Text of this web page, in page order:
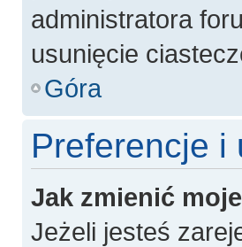
administratora
usunięcie
Góra
Preferencje i
Jak zmienić
Jeżeli jesteś